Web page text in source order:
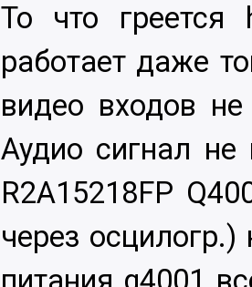
То что греется
работает даже
видео входов
Аудио сигнал
R2A15218FP
через